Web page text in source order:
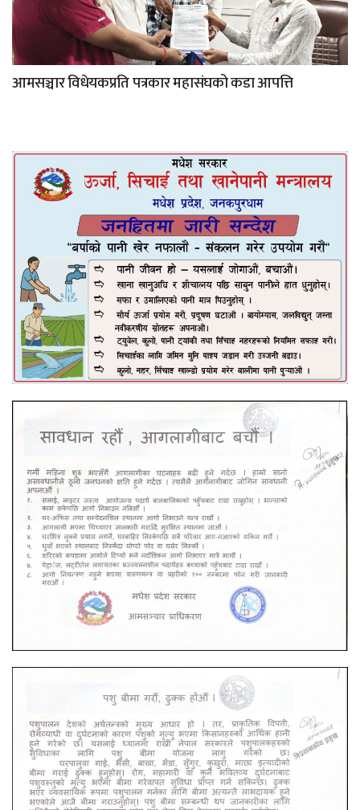
आमसञ्चार विधेयकप्रति पत्रकार महासंघको कडा आपत्ति